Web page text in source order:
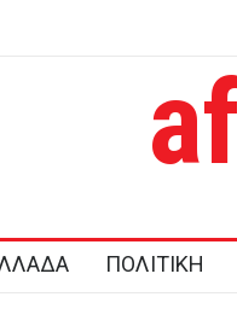
Μεσογειακή
ΠΟΛΙΤΙΚΗ